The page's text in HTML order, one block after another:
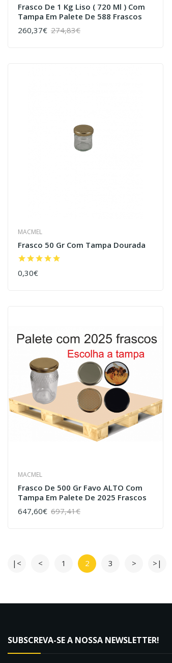
Frasco De 1 Kg Liso ( 720 Ml ) Com
Tampa Em Palete De 588 Frascos
260,37€ 274,83€
COMPRAR
MACMEL
Frasco 50 Gr Com Tampa Dourada
0,30€
COMPRAR
MACMEL
Frasco De 500 Gr Favo ALTO Com
Tampa Em Palete De 2025 Frascos
647,60€ 697,41€
COMPRAR
|< < 1 2 3 > >|
SUBSCREVA-SE A NOSSA NEWSLETTER!